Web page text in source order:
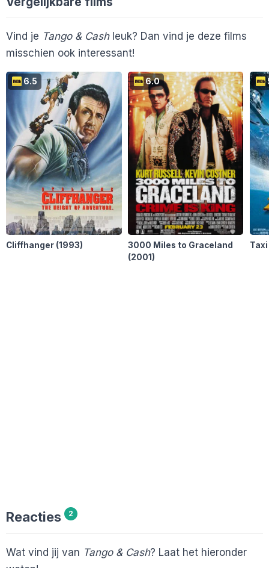
Vind je Tango & Cashleuk? Dan vind je deze films
misschien ook interessant!
6.5
Cliffhanger (1993)
6.0
3000 Miles to Graceland
(2001)
Reacties 2
Wat vind jij van Tango & Cash? Laat het hieronder